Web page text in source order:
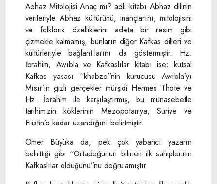
Abhaz Mitolojisi Anaç mı? adlı kitabı Abhaz dilinin
verileriyle Abhaz kültürünü, inançlarını, mitolojisini
ve folklorik özelliklerini adeta bir resim gibi
çizmekle kalmamış, bunların diğer Kafkas dilleri ve
kültürleriyle bağlantılarını da göstermiştir. Hz.
İbrahim, Awıbla ve Kafkaslılar kitabı ise; kutsal
Kafkas yasası ‘‘khabze’’nin kurucusu Awıbla’yı
Mısır’ın gizli gerçekler mürşidi Hermes Thote ve
Hz. İbrahim ile karşılaştırmış, bu münasebetle
tarihimizin köklerinin Mezopotamya, Suriye ve
Filistin’e kadar uzandığını belirtmiştir.
Ömer Büyüka da, pek çok yabancı yazarın
belirttiği gibi ‘‘Ortadoğunun bilinen ilk sahiplerinin
Kafkaslılar olduğunu’’nu doğrulamıştır.